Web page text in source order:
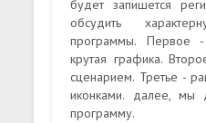
будет запишется
обсудить
программы. Первое
крутая графика.
сценарием. Третье -
иконками. далее, мы
программу.